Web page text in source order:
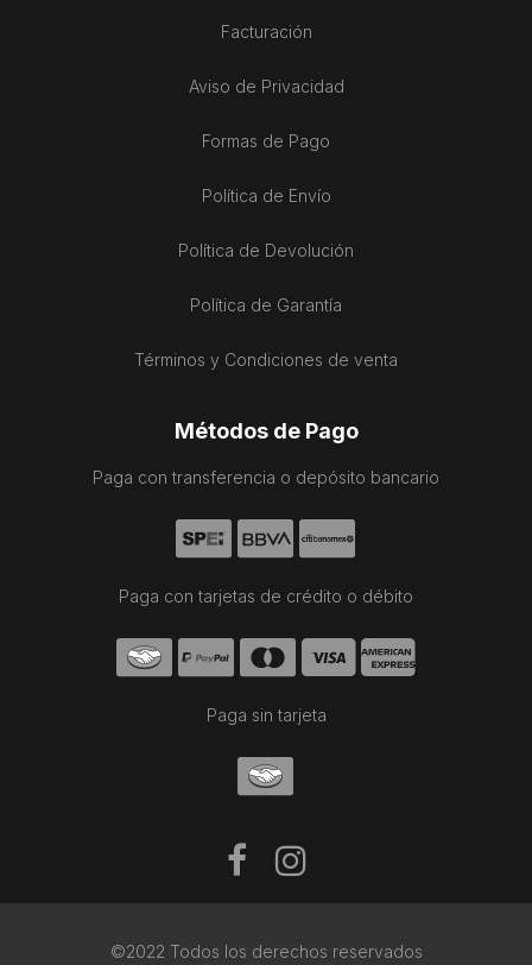
Facturación
Aviso de Privacidad
Formas de Pago
Política de Envío
Política de Devolución
Política de Garantía
Términos y Condiciones de venta
Métodos de Pago
Paga con transferencia o depósito bancario
Paga con tarjetas de crédito o débito
Paga sin tarjeta
©2022 Todos los derechos reservados